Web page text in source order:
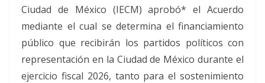
Ciudad de México (IECM) aprobó* el Acuerdo
mediante el cual se determina el financiamiento
público que recibirán los partidos políticos con
representación en la Ciudad de México durante el
ejercicio fiscal 2026, tanto para el sostenimiento